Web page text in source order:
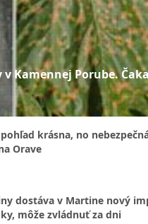
Kamennej Porube.
krásna, no
Orave
dostáva v Martine nový
môže zvládnuť za dni